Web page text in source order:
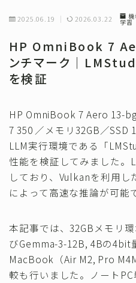
プログラミング
機械学習
2025.06.19 2026.03.22 機
学習
HP OmniBook 7
ンチマーク｜
を検証
HP OmniBook 7 Aero 13-
7 350 ／メモリ32GB／SSD
LLM実行環境である「
性能を検証してみました。
しており、Vulkanを利用し
によって高速な推論が可能
本記事では、32GBメモリ
びGemma-3-12B, 4Bの4bit
MacBook（Air M2, Pro
較も行いました。ノート